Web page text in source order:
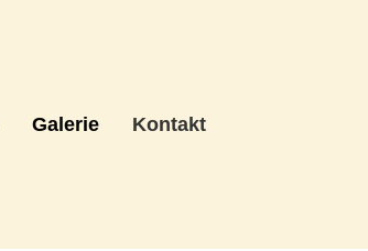
Galerie Kontakt